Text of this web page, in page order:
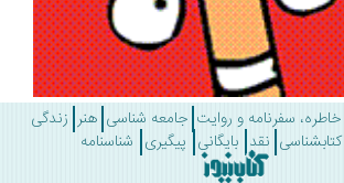
سفرنامه و روایت جامعه شناسی هنر زندگی
نقد بایگانی پیگیری شناسنامه